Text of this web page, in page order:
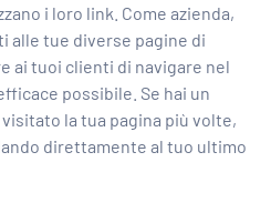
i loro link. Come azienda,
alle tue diverse pagine di
ai tuoi clienti di navigare nel
possibile. Se hai un
la tua pagina più volte,
direttamente al tuo ultimo